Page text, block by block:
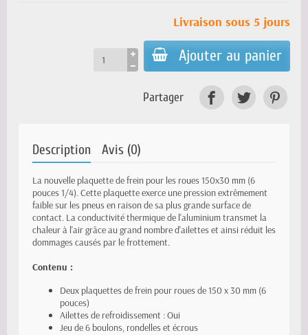
Livraison sous 5 jours
Ajouter au panier
Partager
Description Avis (0)
La nouvelle plaquette de frein pour les roues 150x30 mm (6
pouces 1/4). Cette plaquette exerce une pression extrêmement
faible sur les pneus en raison de sa plus grande surface de
contact. La conductivité thermique de l'aluminium transmet la
chaleur à l'air grâce au grand nombre d'ailettes et ainsi réduit les
dommages causés par le frottement.
Contenu :
Deux plaquettes de frein pour roues de 150 x 30 mm (6
pouces)
Ailettes de refroidissement : Oui
Jeu de 6 boulons, rondelles et écrous